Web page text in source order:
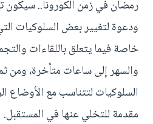
رمضان في زمن الكورونا..
ودعوة لتغيير بعض السلوكيات
خاصة فيما يتعلق باللقاءات
والسهر إلى ساعات متأخرة، ومن
السلوكيات لتتناسب مع الأوضاع
مقدمة للتخلي عنها في المستقبل.